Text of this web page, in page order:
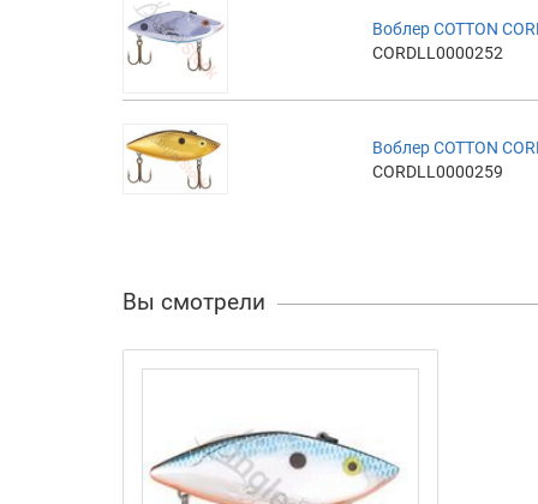
Воблер COTTON
CORDLL0000252
Воблер COTTON
CORDLL0000259
Вы смотрели